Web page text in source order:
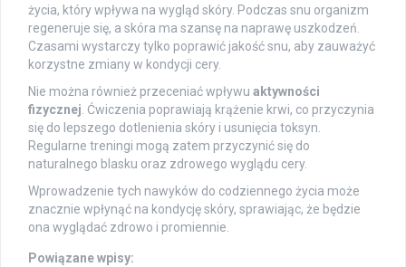
życia, który wpływa na wygląd skóry. Podczas snu organizm
regeneruje się, a skóra ma szansę na naprawę uszkodzeń.
Czasami wystarczy tylko poprawić jakość snu, aby zauważyć
korzystne zmiany w kondycji cery.
Nie można również przeceniać wpływu aktywności
fizycznej . Ćwiczenia poprawiają krążenie krwi, co przyczynia
się do lepszego dotlenienia skóry i usunięcia toksyn.
Regularne treningi mogą zatem przyczynić się do
naturalnego blasku oraz zdrowego wyglądu cery.
Wprowadzenie tych nawyków do codziennego życia może
znacznie wpłynąć na kondycję skóry, sprawiając, że będzie
ona wyglądać zdrowo i promiennie.
Powiązane wpisy: